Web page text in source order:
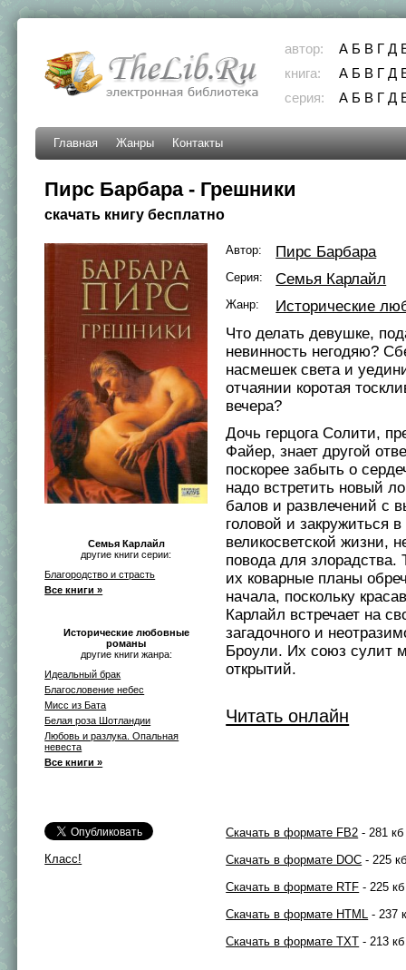
автор: А Б В Г Д
книга:
А Б В Г Д
серия:
А Б В Г Д
Главная Жанры Контакты
Пирс Барбара - Грешники
скачать книгу бесплатно
Семья Карлайл
другие книги серии:
Благородство и страсть
Все книги »
Исторические любовные
романы
другие книги жанра:
Идеальный брак
Благословение небес
Мисс из Бата
Белая роза Шотландии
Любовь и разлука. Опальная
невеста
Все книги »
Класс!
Автор: Пирс Барбара
Серия: Семья Карлайл
Жанр:
Исторические
Что делать девушке,
невинность негодяю?
насмешек света и
отчаянии коротая
вечера?
Дочь герцога Солити,
Файер, знает другой
поскорее забыть о
надо встретить новый
балов и развлечений с
головой и закружиться
великосветской жизни,
повода для злорадства.
их коварные планы
начала, поскольку
Карлайл встречает на
загадочного и
Броули. Их союз сулит
открытий.
Читать онлайн
Скачать в формате FB2 - 281 кб
Скачать в формате DOC - 225
Скачать в формате RTF - 225 кб
Скачать в формате HTML - 237
Скачать в формате TXT - 213 кб